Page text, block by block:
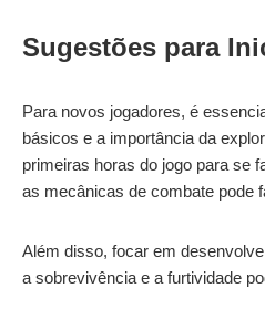
Sugestões para
Para novos jogadores, é
básicos e a importância da
primeiras horas do jogo para se
as mecânicas de combate pode
Além disso, focar em
a sobrevivência e a furtividade